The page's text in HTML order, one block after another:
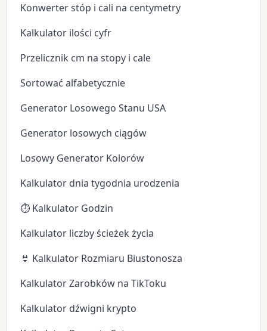
Konwerter stóp i cali na centymetry
Kalkulator ilości cyfr
Przelicznik cm na stopy i cale
Sortować alfabetycznie
Generator Losowego Stanu USA
Generator losowych ciągów
Losowy Generator Kolorów
Kalkulator dnia tygodnia urodzenia
⏱️ Kalkulator Godzin
Kalkulator liczby ścieżek życia
👙 Kalkulator Rozmiaru Biustonosza
Kalkulator Zarobków na TikToku
Kalkulator dźwigni krypto